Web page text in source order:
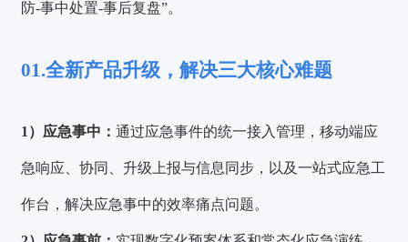
防-事中处置-事后复盘”。
01.全新产品升级，解决三大核心难题
1）应急事中：通过应急事件的统一接入管理，移动端应
急响应、协同、升级上报与信息同步，以及一站式应急工
作台，解决应急事中的效率痛点问题。